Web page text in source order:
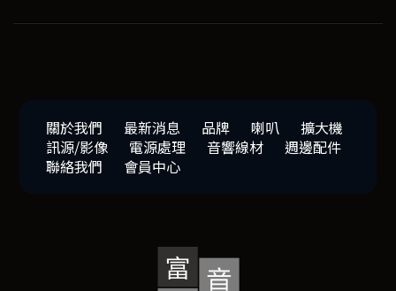
關於我們 最新消息 品牌 喇叭
擴大機
訊源/影像
電源處理 音響線材
週邊配件
聯絡我們
會員中心